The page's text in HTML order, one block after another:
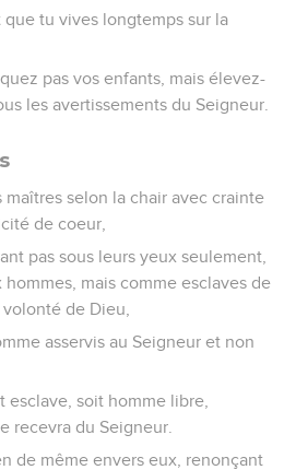
tu vives longtemps sur la
pas vos enfants, mais élevez-
les avertissements du Seigneur.
maîtres selon la chair avec crainte
de coeur,
pas sous leurs yeux seulement,
mais comme esclaves de
de Dieu,
asservis au Seigneur et non
esclave, soit homme libre,
recevra du Seigneur.
de même envers eux, renonçant